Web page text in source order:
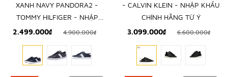
XANH NAVY PANDORA2 -
TOMMY HILFIGER - NHẬP
KHẨU CHÍNH HÃNG TỪ MỸ
2.499.000₫ 4.900.000₫
- CALVIN KLEIN - NHẬP KHẨU
CHÍNH HÃNG TỪ Ý
3.099.000₫
6.600.000₫